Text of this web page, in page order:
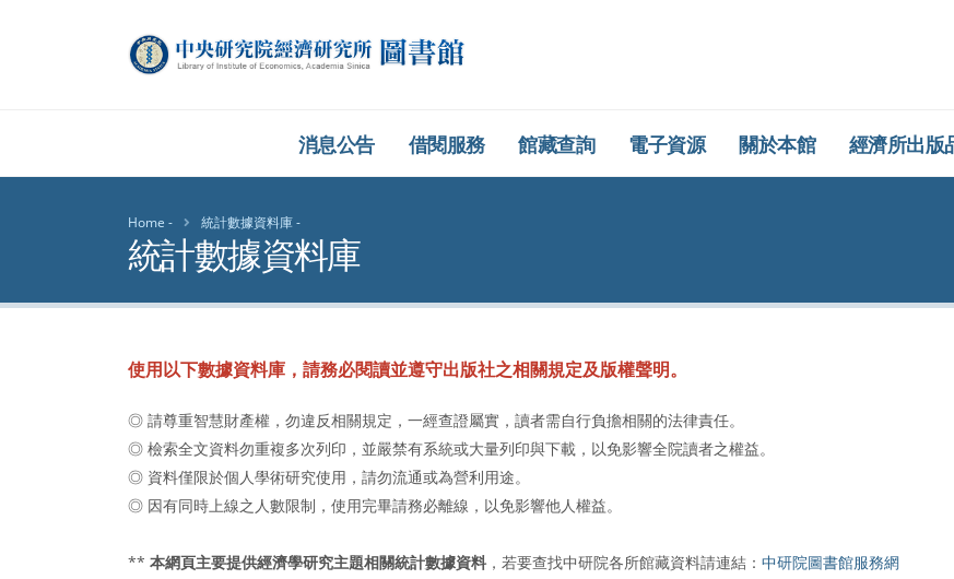
中央研究院經濟研究所圖書館
消息公告 借閱服務 館藏查詢 電子資源 關於本館 經濟所出版
Home 統計數據資料庫
統計數據資料庫
使用以下數據資料庫，請務必閱讀並遵守出版社之相關規定及版權聲明。
◎ 請尊重智慧財產權，勿違反相關規定，一經查證屬實，讀者需自行負擔相關的法律責任。
◎ 檢索全文資料勿重複多次列印，並嚴禁有系統或大量列印與下載，以免影響全院讀者之權益。
◎ 資料僅限於個人學術研究使用，請勿流通或為營利用途。
◎ 因有同時上線之人數限制，使用完畢請務必離線，以免影響他人權益。
** 本網頁主要提供經濟學研究主題相關統計數據資料，若要查找中研院各所館藏資料請連結： 中研院圖書館服務網